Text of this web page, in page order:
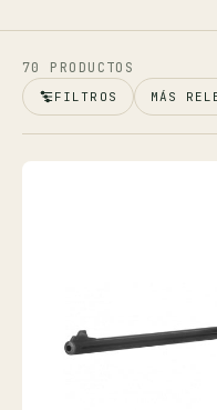
Contáctanos
70 PRODUCTOS
FILTROS